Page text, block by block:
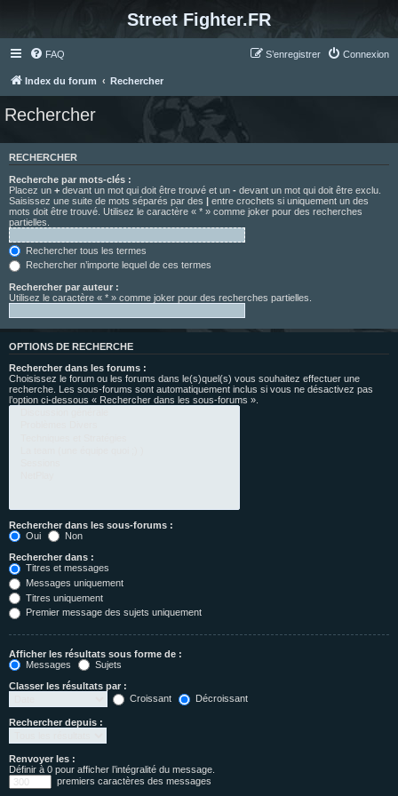
Street Fighter.FR
FAQ Connexion
S’enregistrer
Index du forum Rechercher
Rechercher
RECHERCHER
Recherche par mots-clés :
Placez un + devant un mot qui doit être trouvé et un - devant un mot qui doit être exclu.
Saisissez une suite de mots séparés par des | entre crochets si uniquement un des
mots doit être trouvé. Utilisez le caractère « * » comme joker pour des recherches
partielles.
Rechercher tous les termes
Rechercher n’importe lequel de ces termes
Rechercher par auteur :
Utilisez le caractère « * » comme joker pour des recherches partielles.
OPTIONS DE RECHERCHE
Rechercher dans les forums :
Choisissez le forum ou les forums dans le(s)quel(s) vous souhaitez effectuer une
recherche. Les sous-forums sont automatiquement inclus si vous ne désactivez pas
l’option ci-dessous « Rechercher dans les sous-forums ».
Rechercher dans les sous-forums :
Oui
Non
Rechercher dans :
Titres et messages
Messages uniquement
Titres uniquement
Premier message des sujets uniquement
Afficher les résultats sous forme de :
Messages
Sujets
Classer les résultats par :
Croissant
Décroissant
Rechercher depuis :
Renvoyer les :
Définir à 0 pour afficher l’intégralité du message.
premiers caractères des messages